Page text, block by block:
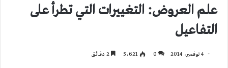
علم العروض: التغييرات التي تطرأ على
التفاعيل
4 نوفمبر، 2014 0 5٬621